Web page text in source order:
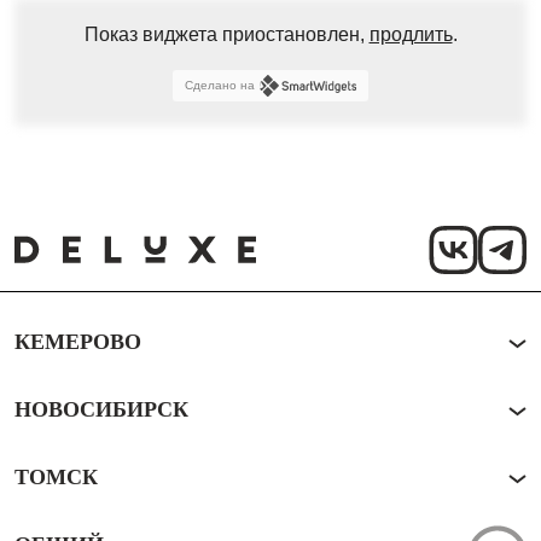
Показ виджета приостановлен, продлить.
Сделано на
КЕМЕРОВО
НОВОСИБИРСК
ТОМСК